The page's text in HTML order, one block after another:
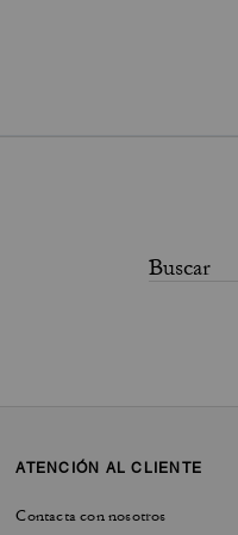
ATENCIÓN AL CLIENTE
Contacta con nosotros